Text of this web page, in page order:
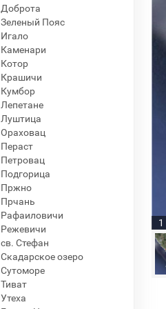
Доброта
Зеленый Пояс
Игало
Каменари
Котор
Крашичи
Кумбор
Лепетане
Луштица
Ораховац
Пераст
Петровац
Подгорица
Пржно
Прчань
Рафаиловичи
Режевичи
св. Стефан
Скадарское озеро
Сутоморе
Тиват
Утеха